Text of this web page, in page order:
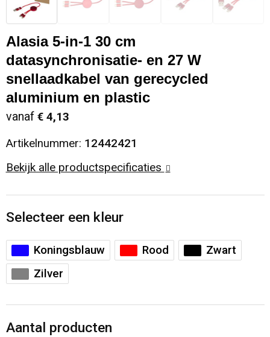
Sinterklaas
Sleutelhangers en Lanyards
Snoepgoed
Spellen voor binnen en buiten
Sport
Veiligheid, Auto en Fiets
Vrije tijd en Strand
Levensmiddelen
Opbergtassen
Opvouwbare tassen
Papieren tassen
Reistassen
Rugzakken
Schoudertassen
Sporttassen
Strandtassen
Tablettassen
Schoenen
Blazers
Gilets
Alasia 5-in-1 30 cm
datasynchronisatie- en 27 W
snellaadkabel van gerecycled
aluminium en plastic
vanaf € 4,13
Artikelnummer: 12442421
Bekijk alle productspecificaties
Selecteer een kleur
Koningsblauw Rood
Zwart
Zilver
Aantal producten